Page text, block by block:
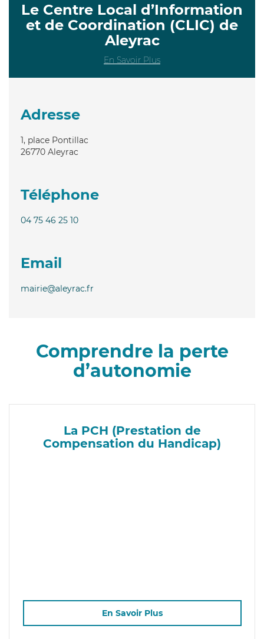
Le Centre Local d’Information
et de Coordination (CLIC) de
Aleyrac
En Savoir Plus
Adresse
1, place Pontillac
26770 Aleyrac
Téléphone
04 75 46 25 10
Email
mairie@aleyrac.fr
Comprendre la perte
d’autonomie
La PCH (Prestation de
Compensation du Handicap)
En Savoir Plus